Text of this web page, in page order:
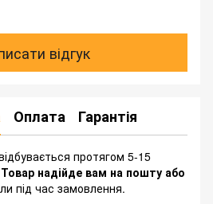
відгук
Оплата Гарантія
протягом 5-15
Товар надійде вам на пошту або
під час замовлення.